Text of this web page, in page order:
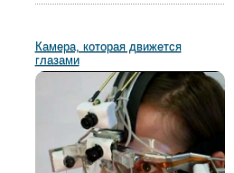
Камера, которая движется
глазами